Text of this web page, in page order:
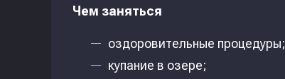
Чем заняться
оздоровительные процедуры;
купание в озере;